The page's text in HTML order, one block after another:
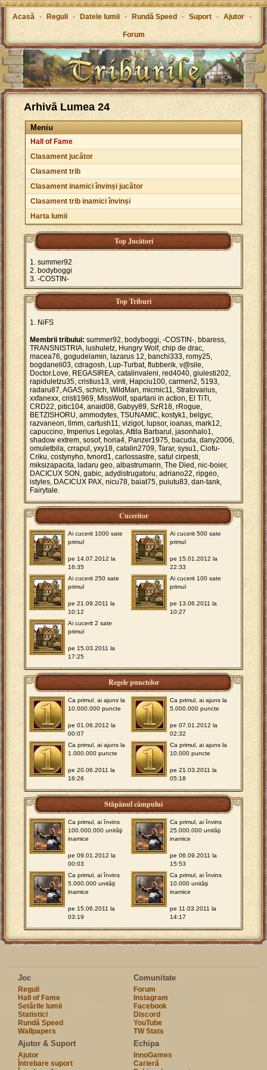
Acasă - Reguli - Datele lumii - Rundă Speed - Suport - Ajutor -
Forum
Arhivă Lumea 24
Meniu
Hall of Fame
Clasament jucător
Clasament trib
Clasament inamici învinși jucător
Clasament trib inamici învinși
Harta lumii
Top Jucători
summer92
bodyboggi
-COSTIN-
Top Triburi
NiFS
Membrii tribului: summer92, bodyboggi, -COSTIN-, bbaress,
TRANSNISTRIA, lushuletz, Hungry Wolf, chip de drac,
macea76, gogudelamin, lazarus 12, banchi333, romy25,
bogdaneli03, cdragosh, Lup-Turbat, flubberik, v@sile,
Doctor.Love, REGASIREA, catalinvaleni, red4040, giulesti202,
rapiduletzu35, cristius13, vinti, Hapciu100, carmen2, 5193,
radaru87, AGAS, schich, WildMan, micmic11, Stratovarius,
xxfanexx, cristi1969, MissWolf, spartani in action, El TiTi,
CRD22, pitic104, anaid08, Gabyy89, SzR18, rRogue,
BETZISHORU, ammodytes, TSUNAMIC, kostyk1, belgyc,
razvaneon, llmm, cartush11, vizigot, lupsor, ioanas, mark12,
capuccino, Imperius Legolas, Attila Barbarul, jasonhalo1,
shadow extrem, sosof, horia4, Panzer1975, bacuda, dany2006,
omuletbila, crrapul, yxy18, catalin2709, Tarar, sysu1, Ciofu-
Criku, costynyho, tvnord1, carlossastre, satul cirpesti,
miksizapacita, ladaru geo, albastrumarin, The Died, nic-boier,
DACICUX SON, gabic, adydistrugatoru, adriano22, ripgeo,
istyles, DACICUX PAX, nicu78, baiat75, puiutu83, dan-tank,
Fairytale.
Cuceritor
Ai cucerit 1000 sate
primul
pe 14.07.2012 la
16:35
Ai cucerit 500 sate
primul
pe 15.01.2012 la
22:33
Ai cucerit 250 sate
primul
pe 21.09.2011 la
10:12
Ai cucerit 100 sate
primul
pe 13.06.2011 la
10:27
Ai cucerit 2 sate
primul
pe 15.03.2011 la
17:25
Regele punctelor
Ca primul, ai ajuns la
10.000.000 puncte
pe 01.06.2012 la
00:07
Ca primul, ai ajuns la
5.000.000 puncte
pe 07.01.2012 la
02:32
Ca primul, ai ajuns la
1.000.000 puncte
pe 20.06.2011 la
16:26
Ca primul, ai ajuns la
10.000 puncte
pe 21.03.2011 la
05:18
Stăpânul câmpului
Ca primul, ai învins
100.000.000 unităţi
inamice
pe 09.01.2012 la
00:03
Ca primul, ai învins
25.000.000 unităţi
inamice
pe 06.09.2011 la
15:53
Ca primul, ai învins
5.000.000 unităţi
inamice
pe 15.06.2011 la
03:19
Ca primul, ai învins
10.000 unităţi
inamice
pe 11.03.2011 la
14:17
Joc
Reguli
Hall of Fame
Setările lumii
Statistici
Rundă Speed
Wallpapers
Comunitate
Forum
Instagram
Facebook
Discord
YouTube
TW Stats
Ajutor & Suport
Ajutor
Întrebare suport
Echipa
InnoGames
Carieră